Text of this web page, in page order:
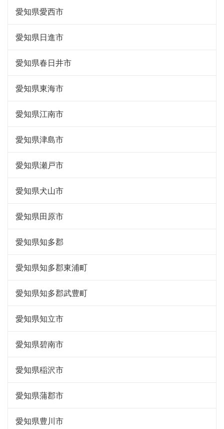
愛知県愛西市
愛知県日進市
愛知県春日井市
愛知県東海市
愛知県江南市
愛知県津島市
愛知県瀬戸市
愛知県犬山市
愛知県田原市
愛知県知多郡
愛知県知多郡東浦町
愛知県知多郡武豊町
愛知県知立市
愛知県碧南市
愛知県稲沢市
愛知県蒲郡市
愛知県豊川市